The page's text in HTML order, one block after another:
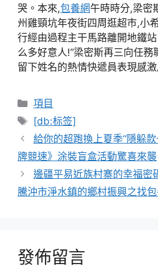
哭。本來,包養網午時時分,梁密
州雞頸坑年夜街四周逛超市,小
行經由過程主干馬路離開地鐵
么多好意人!”梁密斯再三向任務
留下姓名的熱情快遞員表現感激
分
類
項目
標
籤
[db:标签]
給你的超跑換上夏季“隱躲
牌競速》涂裝盲盒活動驚喜來襲
邊疆平易近族村寨的幸福
騰沖市淨水鎮的鄉村振興之找
發佈留言